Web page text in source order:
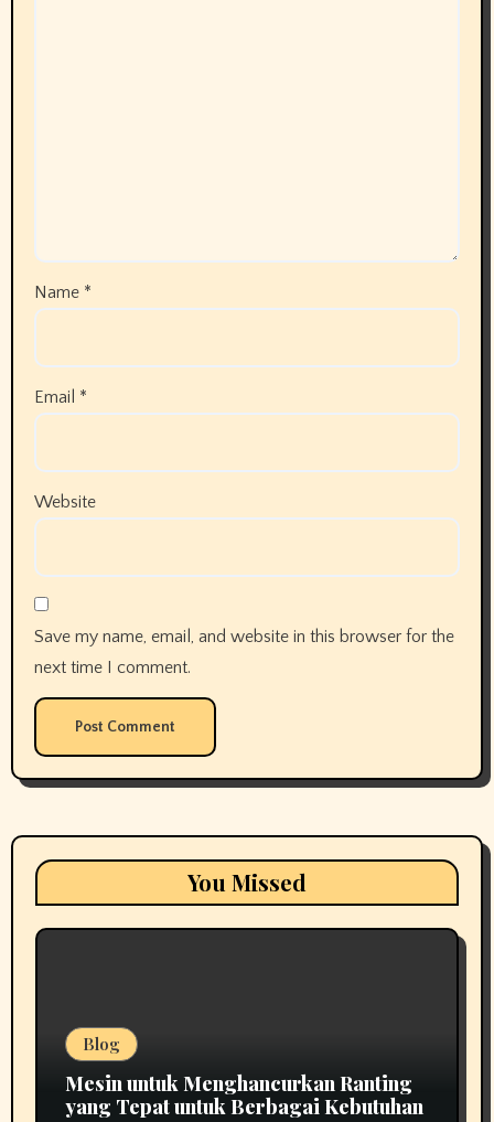
Name *
Email *
Website
Save my name, email, and website in this browser for the
next time I comment.
You Missed
Blog
Mesin untuk Menghancurkan Ranting
yang Tepat untuk Berbagai Kebutuhan